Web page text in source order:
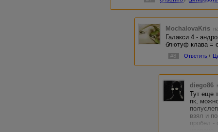
MochalovaKris
Галакси 4 -
блютуф клава =
#8 Ответить /
diego86
Тут еще
пк,
взял и
пробел -